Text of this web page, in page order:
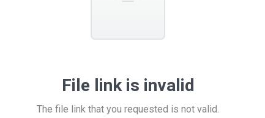
File link is invalid
The file link that you requested is not valid.